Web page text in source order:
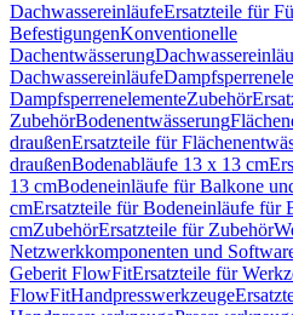
DachwassereinläufeErsatzteile für
BefestigungenKonventionelle
Dachentwässerung
Dachwassereinläufe
DampfsperrenelementeZubehör
ZubehörBodenentwässerung
draußenErsatzteile für
draußenBodenabläufe 13 x 13 cm
13 cmBodeneinläufe für Balkone
cmErsatzteile für Bodeneinläufe für
cmZubehörErsatzteile für Zubehör
Netzwerkkomponenten und
Geberit FlowFitErsatzteile für
FlowFitHandpresswerkzeuge